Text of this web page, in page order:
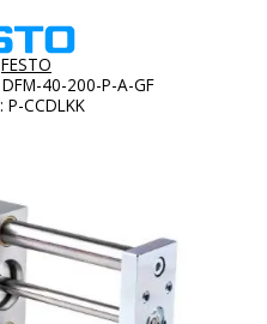
FESTO
DFM-40-200-P-A-GF
: P-CCDLKK